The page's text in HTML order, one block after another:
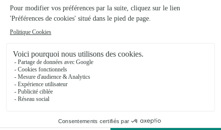
O Fleurs de Nath
Colleville Montgomery
★★★ ★★4.2 (77)
Voir la boutique